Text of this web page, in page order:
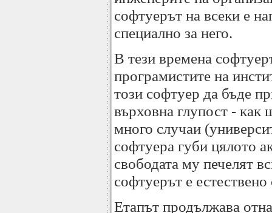
софтуерът на всеки е
специално за него.
В тези времена
програмистите на
този софтуер да бъде
върховна глупост - как
много случаи
софтуера губи цялото
свободата му печелят
софтуерът е
Етапът продължава